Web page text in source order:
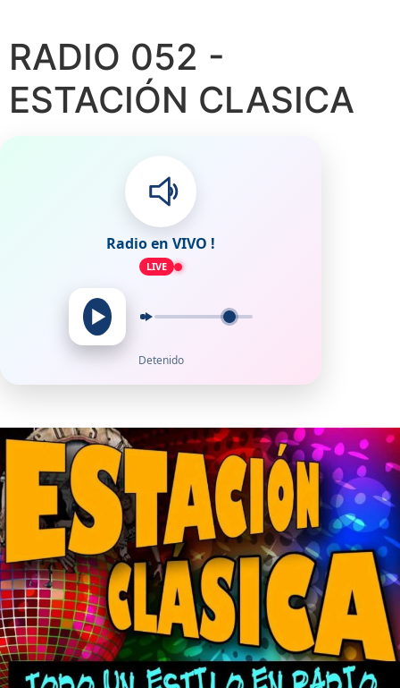
RADIO 052 -
ESTACIÓN CLASICA
Radio en VIVO !
LIVE
Detenido